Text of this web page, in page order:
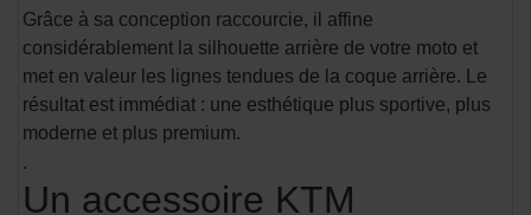
Grâce à sa conception raccourcie, il affine
considérablement la silhouette arrière de votre moto et
met en valeur les lignes tendues de la coque arrière. Le
résultat est immédiat : une esthétique plus sportive, plus
moderne et plus premium.
.
Un accessoire KTM